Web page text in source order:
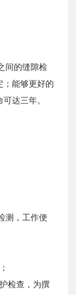
间的缝隙检
；能够更好的
达三年。
测，工作便
检查，为撰